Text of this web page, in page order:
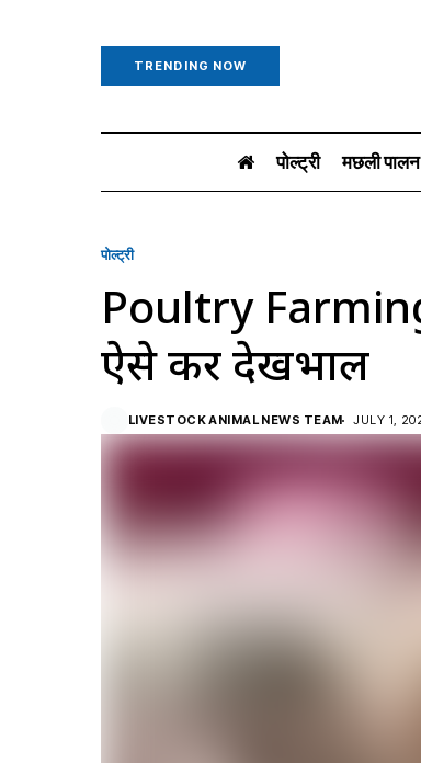
TRENDING NOW
पोल्ट्री मछली पालन
पोल्ट्री
Poultry
ऐसे करें देखभाल
LIVESTOCK ANIMAL NEWS TEAM JULY 1,